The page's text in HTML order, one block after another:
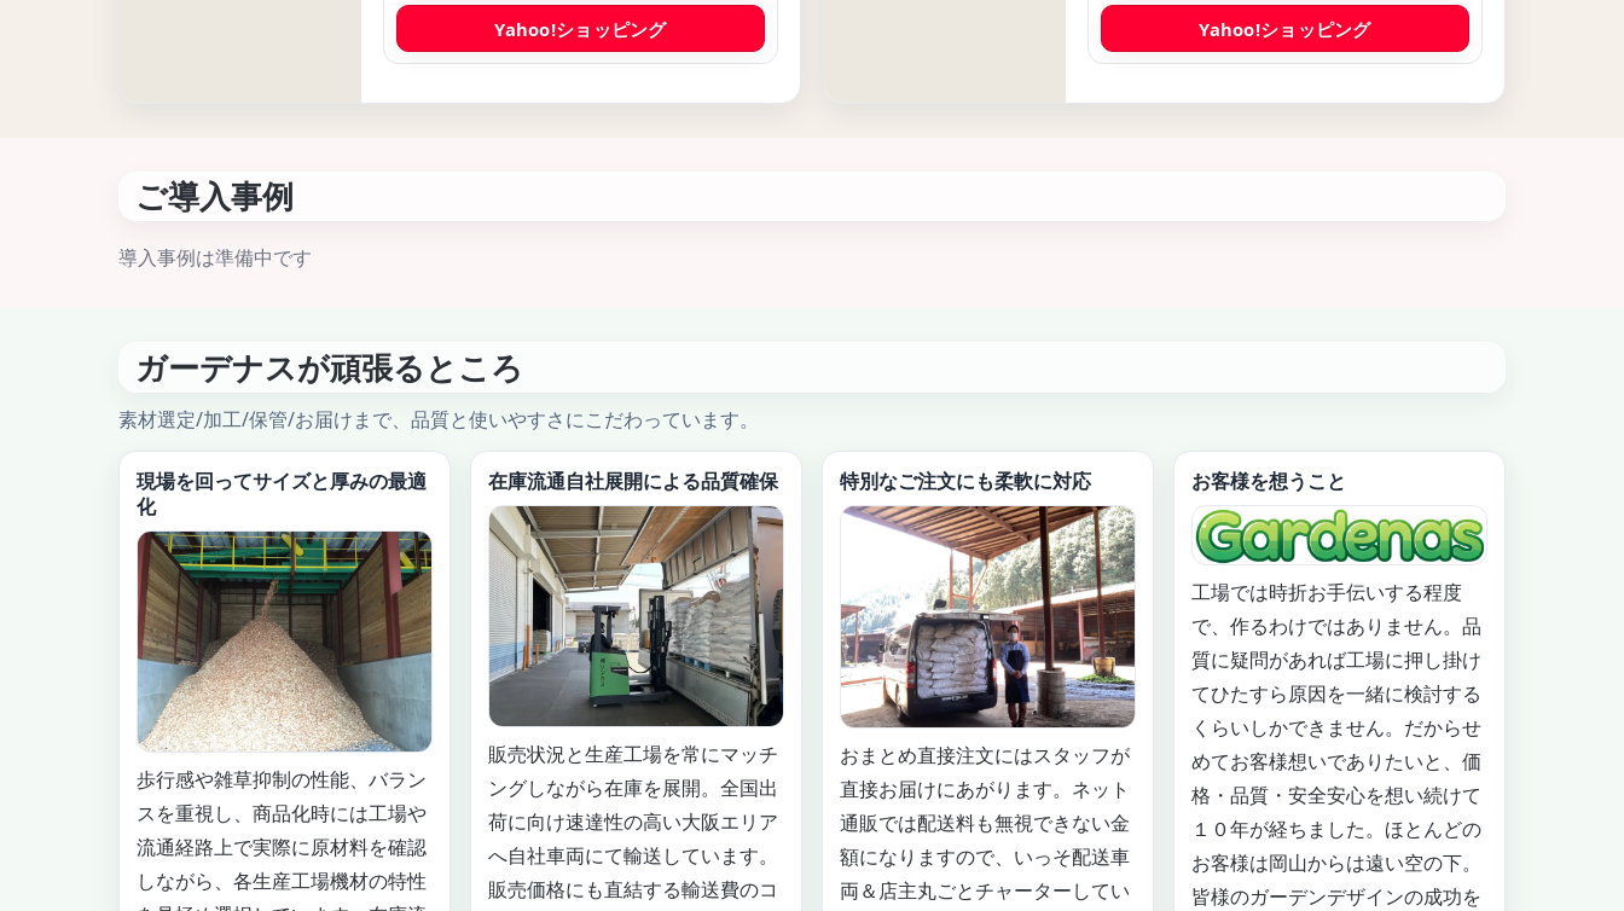
Yahoo!ショッピング Yahoo!ショッピング
ご導入事例
導入事例は準備中です
ガーデナスが頑張るところ
素材選定/加工/保管/お届けまで、品質と使いやすさにこだわっています。
現場を回ってサイズと厚みの最適
化
歩行感や雑草抑制の性能、バラン
スを重視し、商品化時には工場や
流通経路上で実際に原材料を確認
しながら、各生産工場機材の特性
在庫流通自社展開による品質確保
販売状況と生産工場を常にマッチ
ングしながら在庫を展開。全国出
荷に向け速達性の高い大阪エリア
へ自社車両にて輸送しています。
販売価格にも直結する輸送費のコ
特別なご注文にも柔軟に対応
おまとめ直接注文にはスタッフが
直接お届けにあがります。ネット
通販では配送料も無視できない金
額になりますので、いっそ配送車
両＆店主丸ごとチャーターしてい
お客様を想うこと
工場では時折お手伝いする程度
で、作るわけではありません。品
質に疑問があれば工場に押し掛け
てひたすら原因を一緒に検討する
くらいしかできません。だからせ
めてお客様想いでありたいと、価
格・品質・安全安心を想い続けて
１０年が経ちました。ほとんどの
お客様は岡山からは遠い空の下。
皆様のガーデンデザインの成功を